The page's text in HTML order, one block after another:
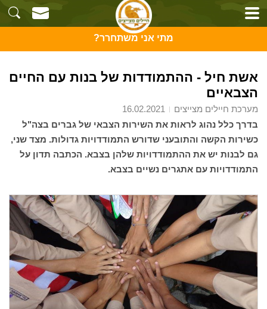
מתי אני משתחרר?
אשת חיל - ההתמודדות של בנות עם החיים
הצבאיים
מערכת חיילים מצייצים
בדרך כלל נהוג לראות את השירות הצבאי של גברים בצה"ל
כשירות הקשה והתובעני שדורש התמודדויות גדולות. מצד שני,
גם לבנות יש את ההתמודדויות שלהן בצבא. הכתבה תדון על
התמודדויות עם אתגרים נשיים בצבא.